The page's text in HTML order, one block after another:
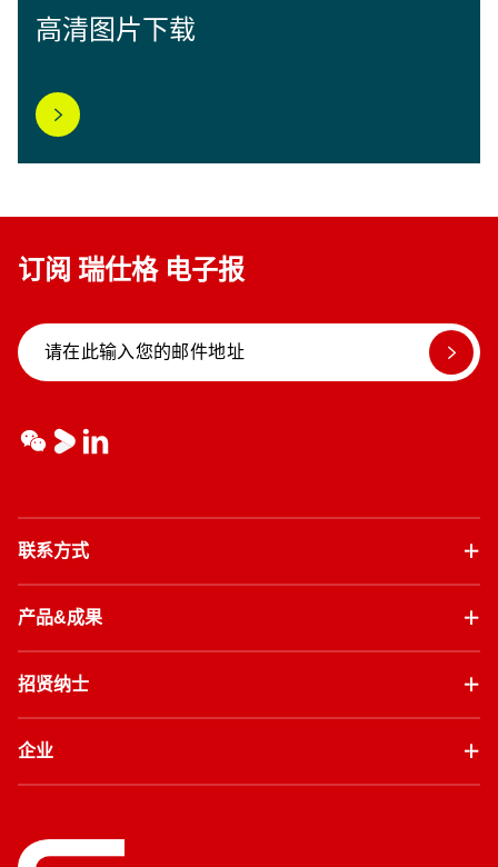
高清图片下载
订阅 瑞仕格 电子报
联系方式
产品&成果
招贤纳士
企业